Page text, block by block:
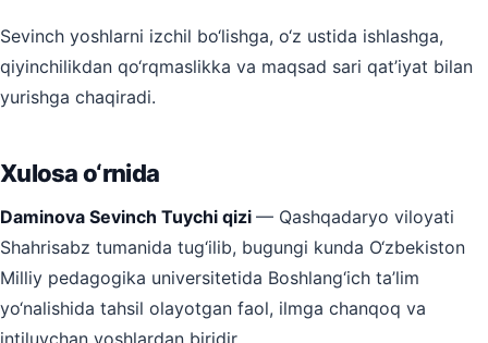
Sevinch yoshlarni izchil bo‘lishga, o‘z ustida ishlashga,
qiyinchilikdan qo‘rqmaslikka va maqsad sari qat’iyat bilan
yurishga chaqiradi.
Xulosa o‘rnida
Daminova Sevinch Tuychi qizi — Qashqadaryo viloyati
Shahrisabz tumanida tug‘ilib, bugungi kunda O‘zbekiston
Milliy pedagogika universitetida Boshlang‘ich ta’lim
yo‘nalishida tahsil olayotgan faol, ilmga chanqoq va